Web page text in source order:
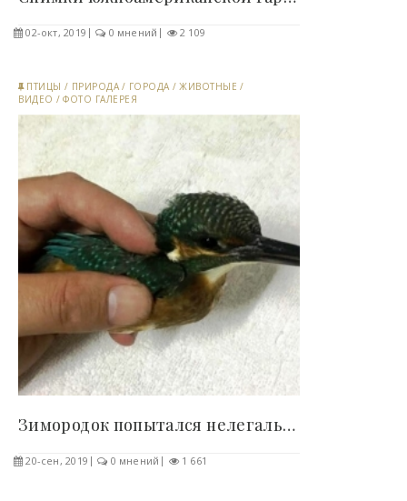
02-окт, 2019 0 мнений 2 109
ПТИЦЫ / ПРИРОДА / ГОРОДА /ЖИВОТНЫЕ /
ВИДЕО /ФОТО ГАЛЕРЕЯ
Зимородок попытался нелегально пересечь..
20-сен, 2019 0 мнений 1 661